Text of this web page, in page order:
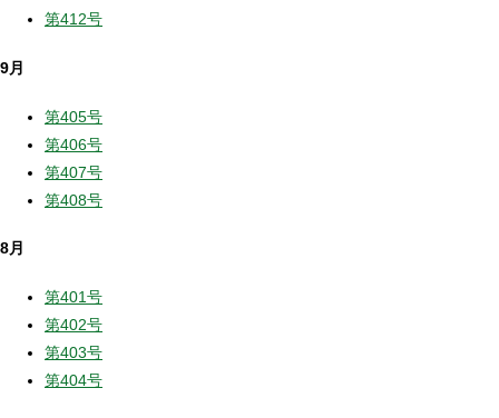
第412号
9月
第405号
第406号
第407号
第408号
8月
第401号
第402号
第403号
第404号